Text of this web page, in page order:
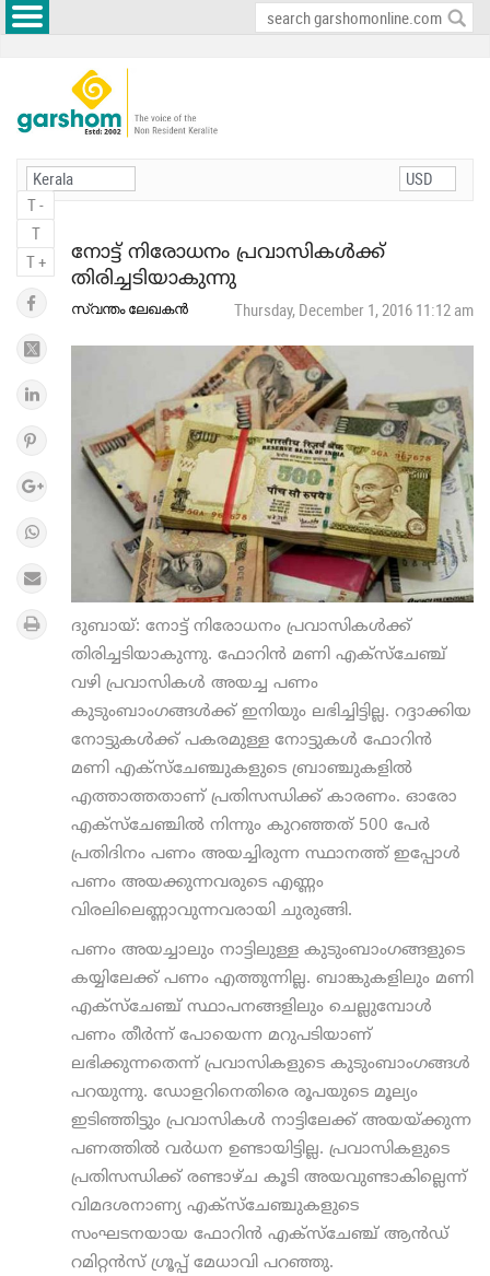
T -
T
T +
നോട്ട് നിരോധനം പ്രവാസികള്‍ക്ക്
തിരിച്ചടിയാകുന്നു
സ്വന്തം ലേഖകന്‍ Thursday, December 1, 2016 11:12 am
ദുബായ്: നോട്ട് നിരോധനം പ്രവാസികള്‍ക്ക്
തിരിച്ചടിയാകുന്നു. ഫോറിന്‍ മണി എക്‌സ്‌ചേഞ്ച്
വഴി പ്രവാസികള്‍ അയച്ച പണം
കുടുംബാംഗങ്ങള്‍ക്ക് ഇനിയും ലഭിച്ചിട്ടില്ല. റദ്ദാക്കിയ
നോട്ടുകള്‍ക്ക് പകരമുള്ള നോട്ടുകള്‍ ഫോറിന്‍
മണി എക്‌സ്‌ചേഞ്ചുകളുടെ ബ്രാഞ്ചുകളില്‍
എത്താത്തതാണ് പ്രതിസന്ധിക്ക് കാരണം. ഓരോ
എക്‌സ്‌ചേഞ്ചില്‍ നിന്നും കുറഞ്ഞത് 500 പേര്‍
പ്രതിദിനം പണം അയച്ചിരുന്ന സ്ഥാനത്ത് ഇപ്പോള്‍
പണം അയക്കുന്നവരുടെ എണ്ണം
വിരലിലെണ്ണാവുന്നവരായി ചുരുങ്ങി.
പണം അയച്ചാലും നാട്ടിലുള്ള കുടുംബാംഗങ്ങളുടെ
കയ്യിലേക്ക് പണം എത്തുന്നില്ല. ബാങ്കുകളിലും മണി
എക്‌സ്‌ചേഞ്ച് സ്ഥാപനങ്ങളിലും ചെല്ലുമ്പോള്‍
പണം തീര്‍ന്ന് പോയെന്ന മറുപടിയാണ്
ലഭിക്കുന്നതെന്ന് പ്രവാസികളുടെ കുടുംബാംഗങ്ങള്‍
പറയുന്നു. ഡോളറിനെതിരെ രൂപയുടെ മൂല്യം
ഇടിഞ്ഞിട്ടും പ്രവാസികള്‍ നാട്ടിലേക്ക് അയയ്ക്കുന്ന
പണത്തില്‍ വര്‍ധന ഉണ്ടായിട്ടില്ല. പ്രവാസികളുടെ
പ്രതിസന്ധിക്ക് രണ്ടാഴ്ച കൂടി അയവുണ്ടാകില്ലെന്ന്
വിമദശനാണ്യ എക്‌സ്‌ചേഞ്ചുകളുടെ
സംഘടനയായ ഫോറിന്‍ എക്‌സ്‌ചേഞ്ച് ആന്‍ഡ്
റമിറ്റന്‍സ് ഗ്രൂപ്പ് മേധാവി പറഞ്ഞു.